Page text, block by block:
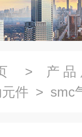
> 产
件 > smc